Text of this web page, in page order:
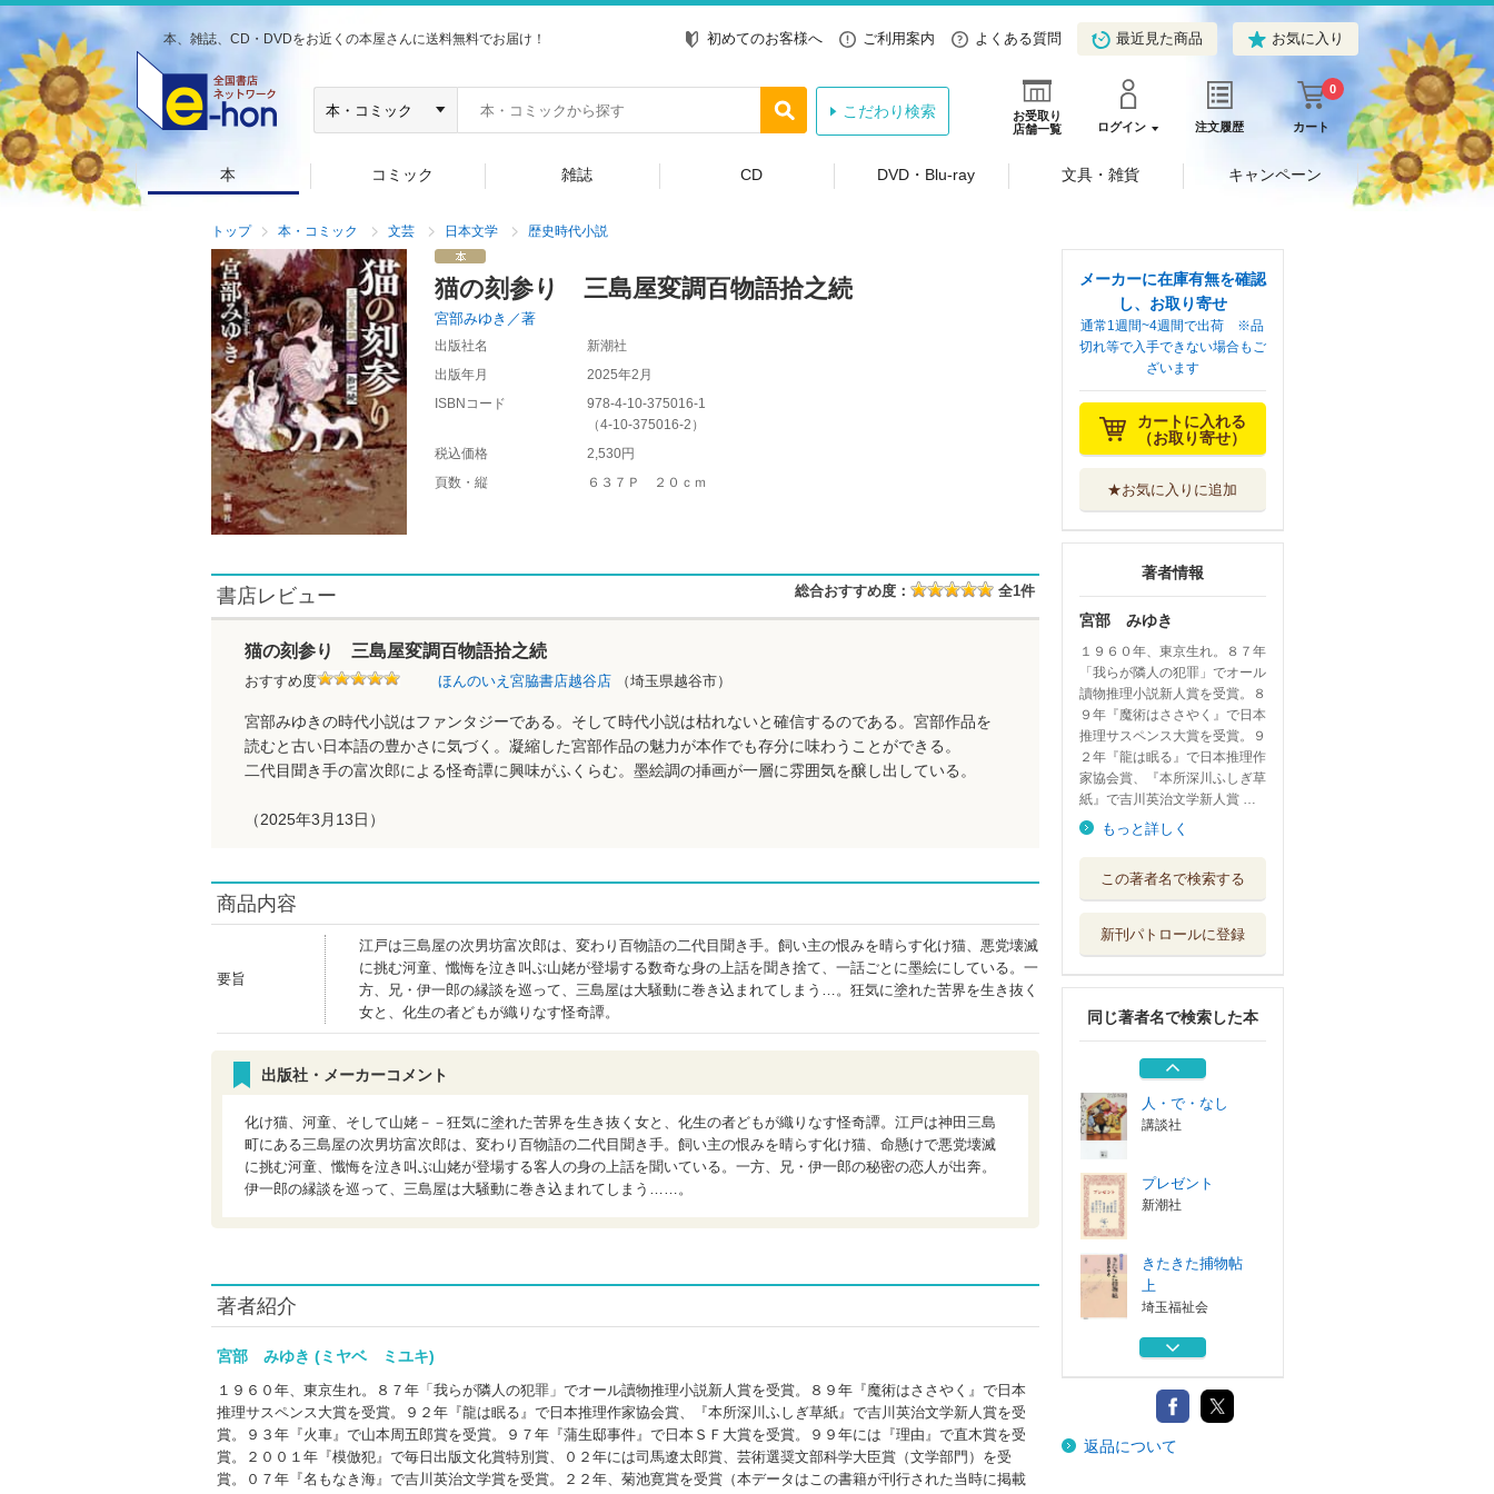
本、雑誌、CD・DVDをお近くの本屋さんに送料無料でお届け！ 初めてのお客様へ ご利用案内 よくある質問 最近見た商品 お気に入り
お受取り
店舗一覧
ログイン 注文履歴 カート
0
こだわり検索
本 コミック 雑誌 CD DVD・Blu-ray 文具・雑貨 キャンペーン
トップ 本・コミック 文芸 日本文学 歴史時代小説
猫の刻参り 三島屋変調百物語拾之続
宮部みゆき／著
出版社名
新潮社
出版年月
2025年2月
ISBNコード
978-4-10-375016-1
（4-10-375016-2 ）
税込価格
2,530円
頁数・縦
６３７Ｐ ２０ｃｍ
書店レビュー 総合おすすめ度： 全1件
猫の刻参り 三島屋変調百物語拾之続
おすすめ度 ほんのいえ宮脇書店越谷店 （埼玉県越谷市）
宮部みゆきの時代小説はファンタジーである。そして時代小説は枯れないと確信するのである。宮部作品を
読むと古い日本語の豊かさに気づく。凝縮した宮部作品の魅力が本作でも存分に味わうことができる。
二代目聞き手の富次郎による怪奇譚に興味がふくらむ。墨絵調の挿画が一層に雰囲気を醸し出している。
（2025年3月13日）
商品内容
要旨
江戸は三島屋の次男坊富次郎は、変わり百物語の二代目聞き手。飼い主の恨みを晴らす化け猫、悪党壊滅
に挑む河童、懺悔を泣き叫ぶ山姥が登場する数奇な身の上話を聞き捨て、一話ごとに墨絵にしている。一
方、兄・伊一郎の縁談を巡って、三島屋は大騒動に巻き込まれてしまう…。狂気に塗れた苦界を生き抜く
女と、化生の者どもが織りなす怪奇譚。
出版社・メーカーコメント
化け猫、河童、そして山姥－－狂気に塗れた苦界を生き抜く女と、化生の者どもが織りなす怪奇譚。江戸は神田三島
町にある三島屋の次男坊富次郎は、変わり百物語の二代目聞き手。飼い主の恨みを晴らす化け猫、命懸けで悪党壊滅
に挑む河童、懺悔を泣き叫ぶ山姥が登場する客人の身の上話を聞いている。一方、兄・伊一郎の秘密の恋人が出奔。
伊一郎の縁談を巡って、三島屋は大騒動に巻き込まれてしまう……。
著者紹介
宮部 みゆき (ミヤベ ミユキ)
１９６０年、東京生れ。８７年「我らが隣人の犯罪」でオール讀物推理小説新人賞を受賞。８９年『魔術はささやく』で日本
推理サスペンス大賞を受賞。９２年『龍は眠る』で日本推理作家協会賞、『本所深川ふしぎ草紙』で吉川英治文学新人賞を受
賞。９３年『火車』で山本周五郎賞を受賞。９７年『蒲生邸事件』で日本ＳＦ大賞を受賞。９９年には『理由』で直木賞を受
賞。２００１年『模倣犯』で毎日出版文化賞特別賞、０２年には司馬遼太郎賞、芸術選奨文部科学大臣賞（文学部門）を受
賞。０７年『名もなき海』で吉川英治文学賞を受賞。２２年、菊池寛賞を受賞（本データはこの書籍が刊行された当時に掲載
メーカーに在庫有無を確認
し、お取り寄せ
通常1週間~4週間で出荷 ※品
切れ等で入手できない場合もご
ざいます
カートに入れる
（お取り寄せ）
★お気に入りに追加
著者情報
宮部 みゆき
１９６０年、東京生れ。８７年
「我らが隣人の犯罪」でオール
讀物推理小説新人賞を受賞。８
９年『魔術はささやく』で日本
推理サスペンス大賞を受賞。９
２年『龍は眠る』で日本推理作
家協会賞、『本所深川ふしぎ草
紙』で吉川英治文学新人賞 …
もっと詳しく
この著者名で検索する
新刊パトロールに登録
同じ著者名で検索した本
上
きたきた捕物帖
埼玉福祉会
龍は眠る ＧＩＦ
ＴＥＤ異能の少...
秋田書店
人・で・なし
講談社
プレゼント
新潮社
きたきた捕物帖
上
埼玉福祉会
きたきた捕物帖
埼玉福祉会
龍は眠る ＧＩＦ
ＴＥＤ異能の少...
返品について